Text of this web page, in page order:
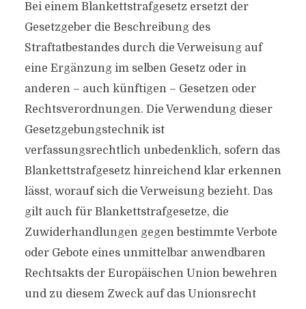
Bei einem Blankettstrafgesetz ersetzt der
Gesetzgeber die Beschreibung des
Straftatbestandes durch die Verweisung auf
eine Ergänzung im selben Gesetz oder in
anderen – auch künftigen – Gesetzen oder
Rechtsverordnungen. Die Verwendung dieser
Gesetzgebungstechnik ist
verfassungsrechtlich unbedenklich, sofern das
Blankettstrafgesetz hinreichend klar erkennen
lässt, worauf sich die Verweisung bezieht. Das
gilt auch für Blankettstrafgesetze, die
Zuwiderhandlungen gegen bestimmte Verbote
oder Gebote eines unmittelbar anwendbaren
Rechtsakts der Europäischen Union bewehren
und zu diesem Zweck auf das Unionsrecht